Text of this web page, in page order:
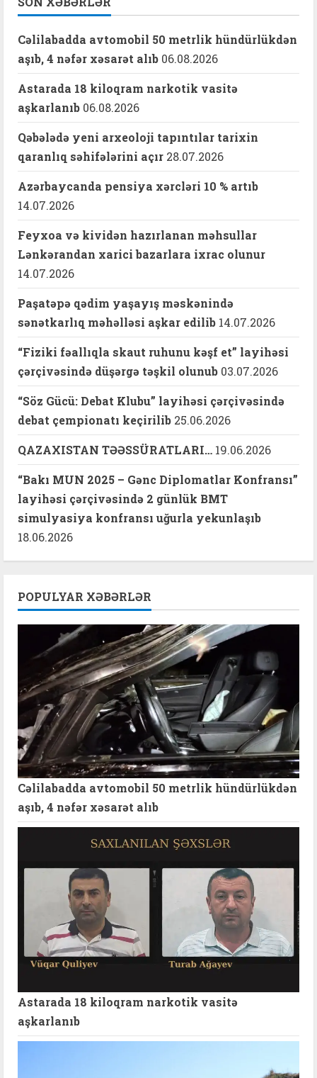
Cəlilabadda avtomobil 50 metrlik hündürlükdən
aşıb, 4 nəfər xəsarət alıb 06.08.2026
Astarada 18 kiloqram narkotik vasitə
aşkarlanıb 06.08.2026
Qəbələdə yeni arxeoloji tapıntılar tarixin
qaranlıq səhifələrini açır 28.07.2026
Azərbaycanda pensiya xərcləri 10 % artıb
14.07.2026
Feyxoa və kividən hazırlanan məhsullar
Lənkərandan xarici bazarlara ixrac olunur
14.07.2026
Paşatəpə qədim yaşayış məskənində
sənətkarlıq məhəlləsi aşkar edilib 14.07.2026
“Fiziki fəallıqla skaut ruhunu kəşf et” layihəsi
çərçivəsində düşərgə təşkil olunub 03.07.2026
“Söz Gücü: Debat Klubu” layihəsi çərçivəsində
debat çempionatı keçirilib 25.06.2026
QAZAXISTAN TƏƏSSÜRATLARI… 19.06.2026
“Bakı MUN 2025 – Gənc Diplomatlar Konfransı”
layihəsi çərçivəsində 2 günlük BMT
simulyasiya konfransı uğurla yekunlaşıb
18.06.2026
POPULYAR XƏBƏRLƏR
Cəlilabadda avtomobil 50 metrlik hündürlükdən
aşıb, 4 nəfər xəsarət alıb
Astarada 18 kiloqram narkotik vasitə
aşkarlanıb